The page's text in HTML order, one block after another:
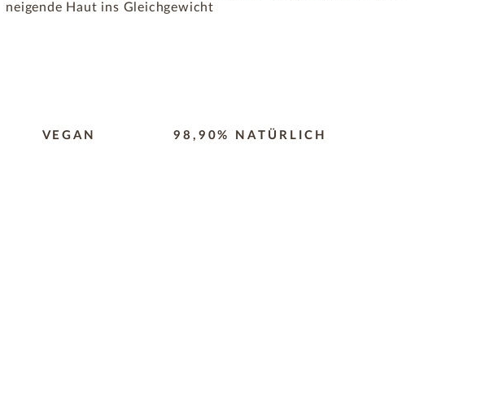
neigende Haut ins Gleichgewicht
VEGAN 98,90% NATÜRLICH